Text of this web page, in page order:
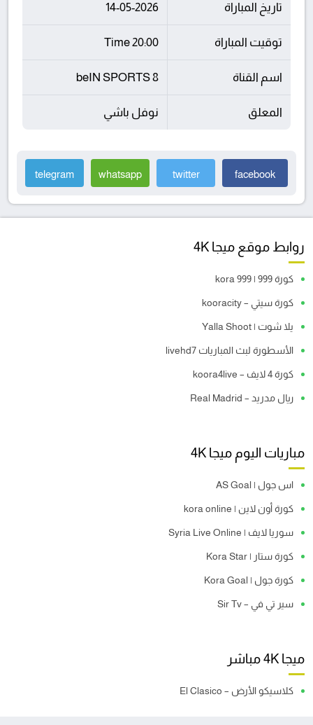
تاريخ المباراة 14-05-2026
توقيت المباراة 20:00 Time
اسم القناة beIN SPORTS 8
المعلق نوفل باشي
facebook
twitter
whatsapp
telegram
روابط موقع ميجا 4K
كورة 999 | kora 999
كورة سيتي – kooracity
يلا شوت | Yalla Shoot
الأسطورة لبث المباريات livehd7
كورة 4 لايف – koora4live
ريال مدريد – Real Madrid
مباريات اليوم ميجا 4K
اس جول | AS Goal
كورة أون لاين | kora online
سوريا لايف | Syria Live Online
كورة ستار | Kora Star
كورة جول | Kora Goal
سير تي في – Sir Tv
ميجا 4K مباشر
كلاسيكو الأرض – El Clasico